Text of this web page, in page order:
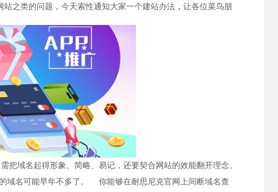
站之类的问题，今天索性通知大家一个建站办法，让各位菜鸟朋
域名起得形象、简略、易记，还要契合网站的效能翻开理念。
域名可能早年不多了。 你能够在耐思尼克官网上间断域名查